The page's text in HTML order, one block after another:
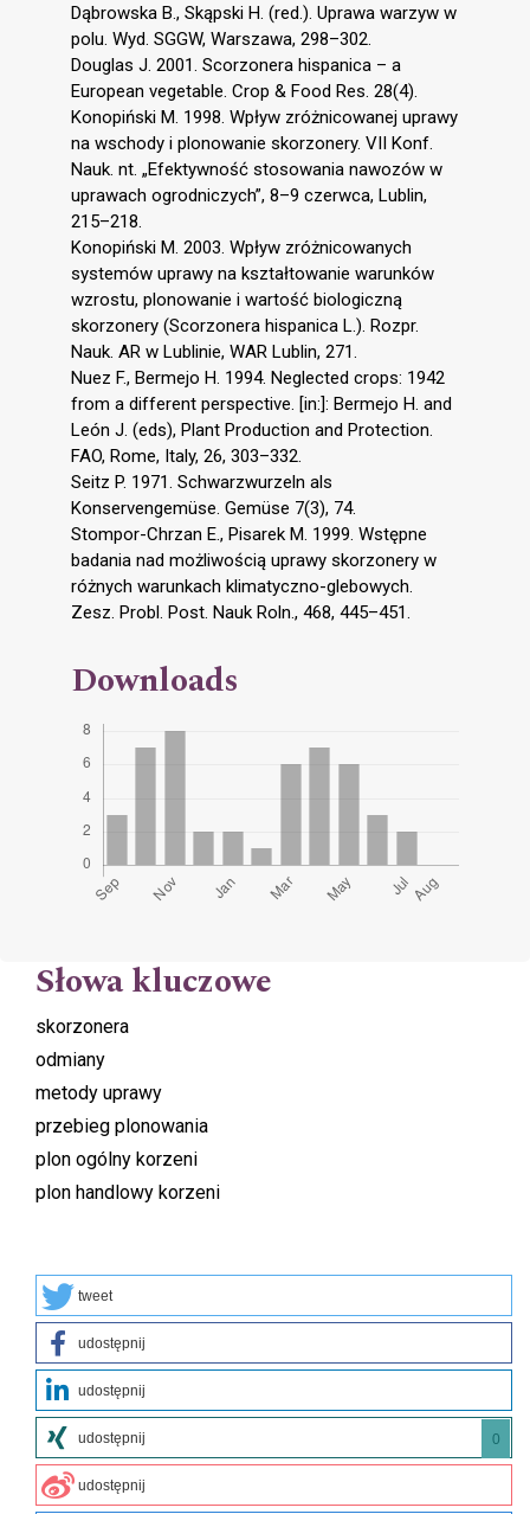
Dąbrowska B., Skąpski H. (red.). Uprawa warzyw w
polu. Wyd. SGGW, Warszawa, 298–302.
Douglas J. 2001. Scorzonera hispanica – a
European vegetable. Crop & Food Res. 28(4).
Konopiński M. 1998. Wpływ zróżnicowanej uprawy
na wschody i plonowanie skorzonery. VII Konf.
Nauk. nt. „Efektywność stosowania nawozów w
uprawach ogrodniczych”, 8–9 czerwca, Lublin,
215–218.
Konopiński M. 2003. Wpływ zróżnicowanych
systemów uprawy na kształtowanie warunków
wzrostu, plonowanie i wartość biologiczną
skorzonery (Scorzonera hispanica L.). Rozpr.
Nauk. AR w Lublinie, WAR Lublin, 271.
Nuez F., Bermejo H. 1994. Neglected crops: 1942
from a different perspective. [in:]: Bermejo H. and
León J. (eds), Plant Production and Protection.
FAO, Rome, Italy, 26, 303–332.
Seitz P. 1971. Schwarzwurzeln als
Konservengemüse. Gemüse 7(3), 74.
Stompor-Chrzan E., Pisarek M. 1999. Wstępne
badania nad możliwością uprawy skorzonery w
różnych warunkach klimatyczno-glebowych.
Zesz. Probl. Post. Nauk Roln., 468, 445–451.
Downloads
Słowa kluczowe
skorzonera
odmiany
metody uprawy
przebieg plonowania
plon ogólny korzeni
plon handlowy korzeni
tweet
udostępnij
udostępnij
udostępnij 0
udostępnij